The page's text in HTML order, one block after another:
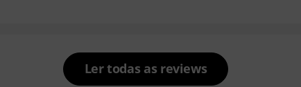
Ler todas as reviews